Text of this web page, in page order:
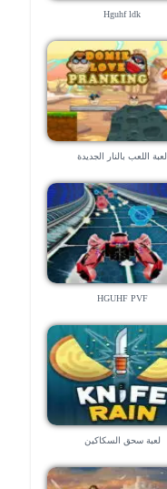
Hguhf ldk
لعبة اللعب بالنار الجديدة
HGUHF PVF
لعبة سحق السكاكين